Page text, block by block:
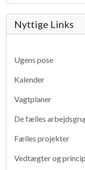
Nyttige Links
Ugens pose
Kalender
Vagtplaner
De fælles
Fælles projekter
Vedtægter og